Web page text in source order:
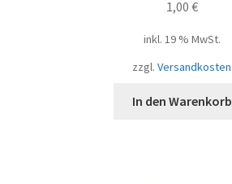
1,00 €
inkl. 19 % MwSt.
zzgl. Versandkosten
In den Warenkorb